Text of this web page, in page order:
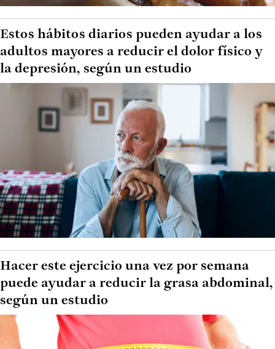
Estos hábitos diarios pueden ayudar a los
adultos mayores a reducir el dolor físico y
la depresión, según un estudio
Hacer este ejercicio una vez por semana
puede ayudar a reducir la grasa abdominal,
según un estudio